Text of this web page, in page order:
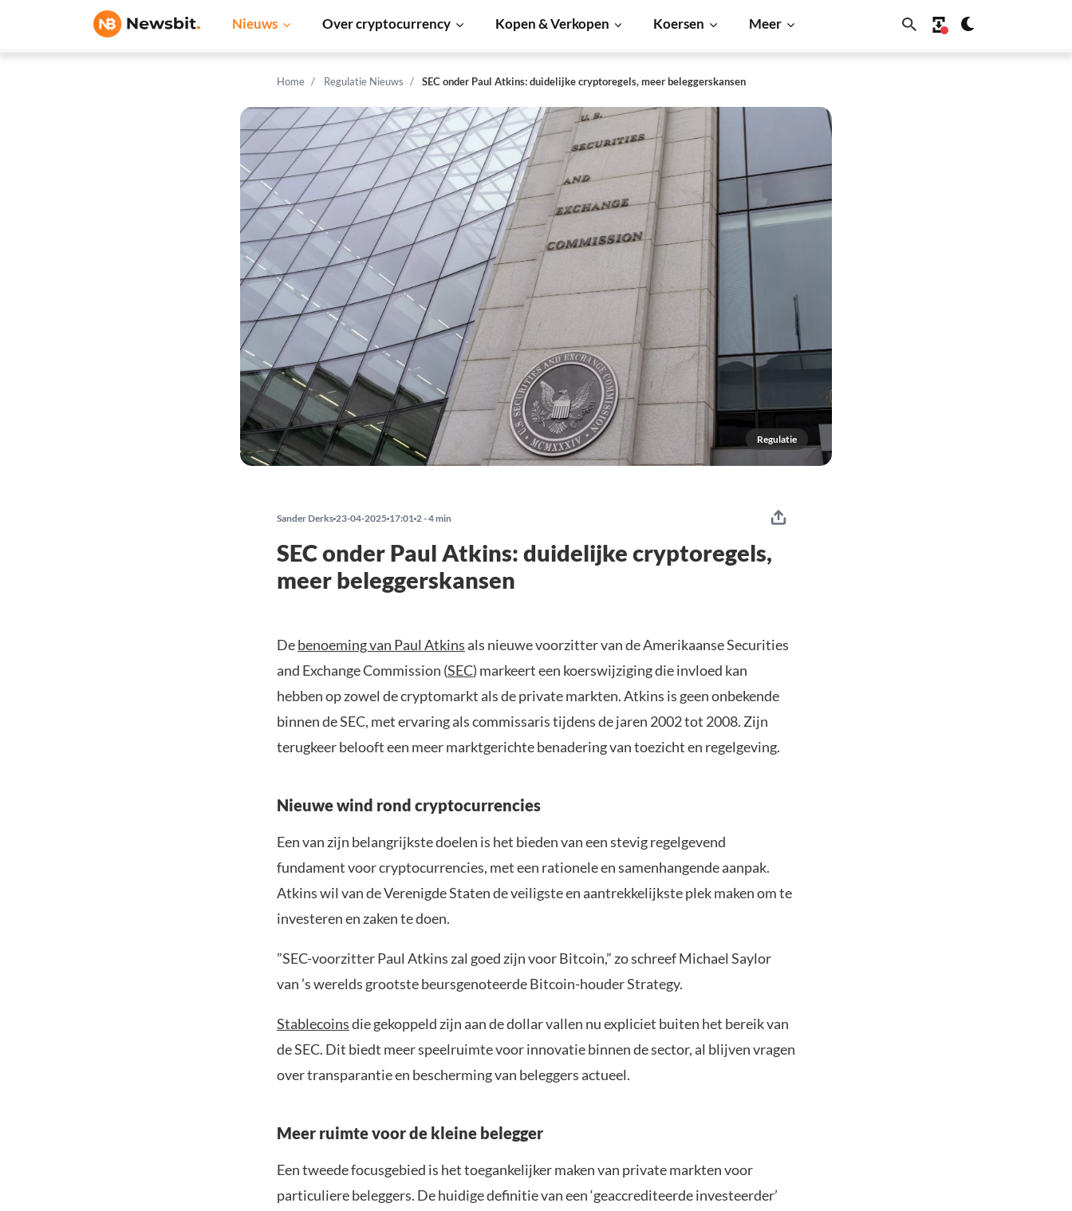
Nieuws Over cryptocurrency Kopen & Verkopen Koersen Meer
Home Regulatie Nieuws SEC onder Paul Atkins: duidelijke cryptoregels, meer beleggerskansen
Regulatie
Sander Derks 23-04-2025 17:01 2 - 4 min
SEC onder Paul Atkins: duidelijke cryptoregels,
meer beleggerskansen
Debenoeming van Paul Atkinsals nieuwe voorzitter van de Amerikaanse Securities
and Exchange Commission (SEC) markeert een koerswijziging die invloed kan
hebben op zowel de cryptomarkt als de private markten. Atkins is geen onbekende
binnen de SEC, met ervaring als commissaris tijdens de jaren 2002 tot 2008. Zijn
terugkeer belooft een meer marktgerichte benadering van toezicht en regelgeving.
Nieuwe wind rond cryptocurrencies
Een van zijn belangrijkste doelen is het bieden van een stevig regelgevend
fundament voor cryptocurrencies, met een rationele en samenhangende aanpak.
Atkins wil van de Verenigde Staten de veiligste en aantrekkelijkste plek maken om te
investeren en zaken te doen.
”SEC-voorzitter Paul Atkins zal goed zijn voor Bitcoin,” zo schreef Michael Saylor
van ’s werelds grootste beursgenoteerde Bitcoin-houder Strategy.
Stablecoinsdie gekoppeld zijn aan de dollar vallen nu expliciet buiten het bereik van
de SEC. Dit biedt meer speelruimte voor innovatie binnen de sector, al blijven vragen
over transparantie en bescherming van beleggers actueel.
Meer ruimte voor de kleine belegger
Een tweede focusgebied is het toegankelijker maken van private markten voor
particuliere beleggers. De huidige definitie van een ‘geaccrediteerde investeerder’